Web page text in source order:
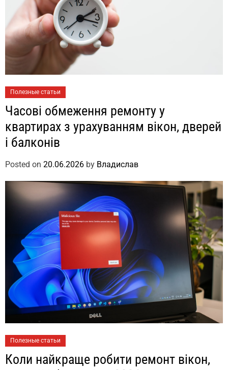
Полезные статьи
Часові обмеження ремонту у
квартирах з урахуванням вікон, дверей
і балконів
Posted on 20.06.2026 by Владислав
Полезные статьи
Коли найкраще робити ремонт вікон,